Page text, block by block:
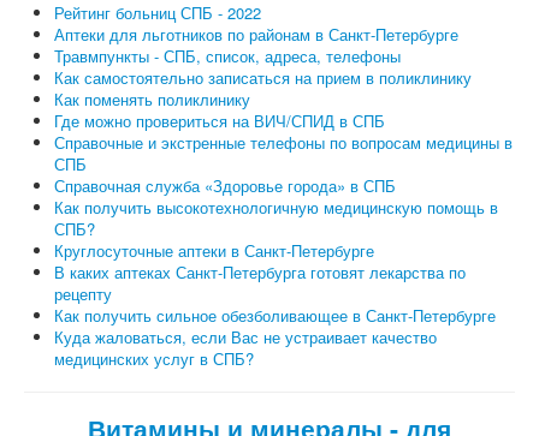
Рейтинг больниц СПБ - 2022
Аптеки для льготников по районам в Санкт-Петербурге
Травмпункты - СПБ, список, адреса, телефоны
Как самостоятельно записаться на прием в поликлинику
Как поменять поликлинику
Где можно провериться на ВИЧ/СПИД в СПБ
Справочные и экстренные телефоны по вопросам медицины в
СПБ
Справочная служба «Здоровье города» в СПБ
Как получить высокотехнологичную медицинскую помощь в
СПБ?
Круглосуточные аптеки в Санкт-Петербурге
В каких аптеках Санкт-Петербурга готовят лекарства по
рецепту
Как получить сильное обезболивающее в Санкт-Петербурге
Куда жаловаться, если Вас не устраивает качество
медицинских услуг в СПБ?
Витамины и минералы - для